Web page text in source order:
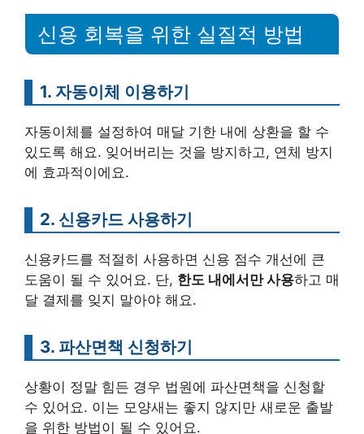
신용 회복을 위한 실질적 방법
1. 자동이체 이용하기
자동이체를 설정하여 매달 기한 내에 상환을 할 수
있도록 해요. 잊어버리는 것을 방지하고, 연체 방지
에 효과적이에요.
2. 신용카드 사용하기
신용카드를 적절히 사용하면 신용 점수 개선에 큰
도움이 될 수 있어요. 단, 한도 내에서만 사용하고 매
달 결제를 잊지 말아야 해요.
3. 파산면책 신청하기
상황이 정말 힘든 경우 법원에 파산면책을 신청할
수 있어요. 이는 모양새는 좋지 않지만 새로운 출발
을 위한 방법이 될 수 있어요.